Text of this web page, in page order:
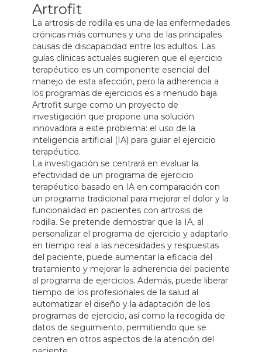
Artrofit
La artrosis de rodilla es una de las enfermedades
crónicas más comunes y una de las principales
causas de discapacidad entre los adultos. Las
guías clínicas actuales sugieren que el ejercicio
terapéutico es un componente esencial del
manejo de esta afección, pero la adherencia a
los programas de ejercicios es a menudo baja.
Artrofit surge como un proyecto de
investigación que propone una solución
innovadora a este problema: el uso de la
inteligencia artificial (IA) para guiar el ejercicio
terapéutico.
La investigación se centrará en evaluar la
efectividad de un programa de ejercicio
terapéutico basado en IA en comparación con
un programa tradicional para mejorar el dolor y la
funcionalidad en pacientes con artrosis de
rodilla. Se pretende demostrar que la IA, al
personalizar el programa de ejercicio y adaptarlo
en tiempo real a las necesidades y respuestas
del paciente, puede aumentar la eficacia del
tratamiento y mejorar la adherencia del paciente
al programa de ejercicios. Además, puede liberar
tiempo de los profesionales de la salud al
automatizar el diseño y la adaptación de los
programas de ejercicio, así como la recogida de
datos de seguimiento, permitiendo que se
centren en otros aspectos de la atención del